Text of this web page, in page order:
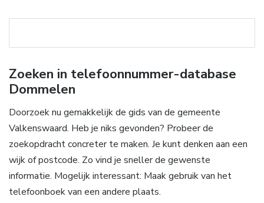
Zoeken in telefoonnummer-database
Dommelen
Doorzoek nu gemakkelijk de gids van de gemeente
Valkenswaard. Heb je niks gevonden? Probeer de
zoekopdracht concreter te maken. Je kunt denken aan een
wijk of postcode. Zo vind je sneller de gewenste
informatie. Mogelijk interessant: Maak gebruik van het
telefoonboek van een andere plaats.